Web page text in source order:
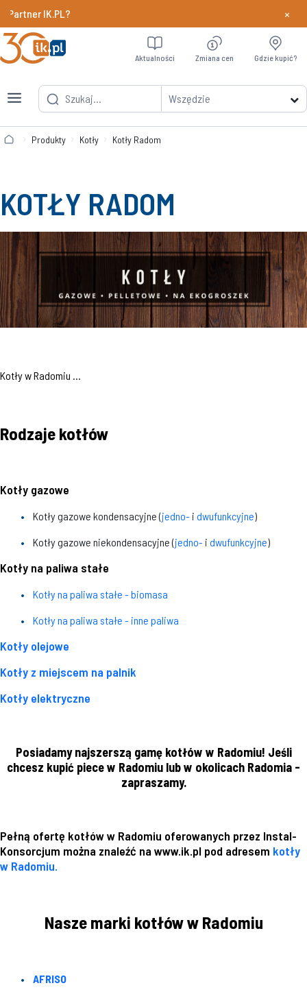
IK.PL? Dowiedz
×
Wszędzie
Aktualności Zmiana cen Gdzie kupić?
Produkty Kotły Kotły Radom
KOTŁY RADOM
Kotły w Radomiu ...
Rodzaje kotłów
Kotły gazowe
Kotły gazowe kondensacyjne (jedno- i dwufunkcyjne)
Kotły gazowe niekondensacyjne (jedno- i dwufunkcyjne)
Kotły na paliwa stałe
Kotły na paliwa stałe - biomasa
Kotły na paliwa stałe - inne paliwa
Kotły olejowe
Kotły z miejscem na palnik
Kotły elektryczne
Posiadamy najszerszą gamę kotłów w Radomiu! Jeśli
chcesz kupić piece w Radomiu lub w okolicach Radomia -
zapraszamy.
Pełną ofertę kotłów w Radomiu oferowanych przez Instal-
Konsorcjum można znaleźć na www.ik.pl pod adresem kotły
w Radomiu.
Nasze marki kotłów w Radomiu
AFRISO